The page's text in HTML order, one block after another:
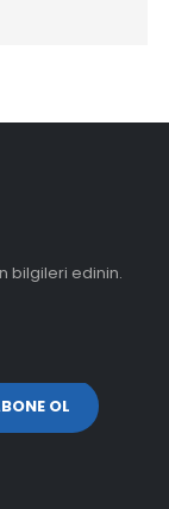
bilgileri edinin.